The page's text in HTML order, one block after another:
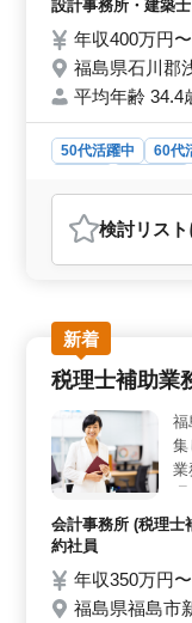
事務所での経験を
ルティング業務も
す方にぴったりで
備
設
案
て
者
ラ
か
す
設計事務所・建築
年収400万円
福島県石川郡
平均年齢 34.4
50代活躍中 60代
おすすめポイン
＜仕事内容の魅
業務を担当する求
プロジェクトが
勤務内容＞ クラ
実施設計図までの
よる責務業務があ
利厚生＞ 週休二
9:00〜18:00のう
収は能力・資格に
され、健康保険・
されます。
検討リスト
新着
税理士補助業
福
集
業
ぜ
募
会計事務所 (税理士
約社員
年収350万円
福島県福島市